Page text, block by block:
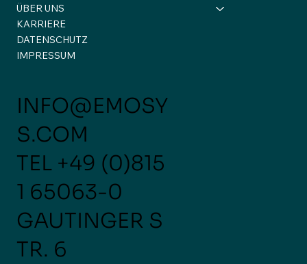
Airshow 2026! ✈️
ÜBER UNS
KARRIERE
DATENSCHUTZ
IMPRESSUM
INFO@EMOSY
S.COM
TEL +49 (0)815
1 65063-0
GAUTINGER S
TR. 6